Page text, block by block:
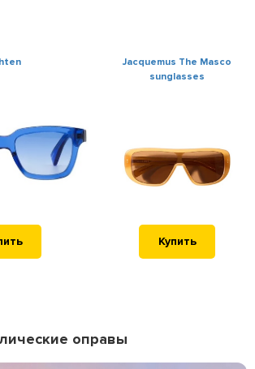
Jacquemus The Masco
sunglasses
Купить
оправы